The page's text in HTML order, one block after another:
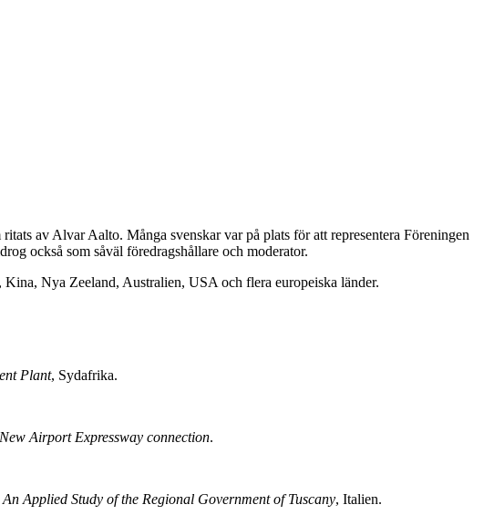
av Alvar Aalto. Många svenskar var på plats för att representera Föreningen
också som såväl föredragshållare och moderator.
Nya Zeeland, Australien, USA och flera europeiska länder.
Plant, Sydafrika.
Airport Expressway connection.
Applied Study of the Regional Government of Tuscany, Italien.